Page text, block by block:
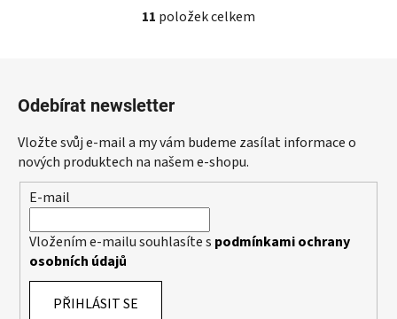
O
c
í
p
k
11 položek celkem
Odebírat newsletter
Vložte svůj e-mail a my vám budeme zasílat informace o
nových produktech na našem e-shopu.
E-mail
Vložením e-mailu souhlasíte s podmínkami ochrany
osobních údajů
PŘIHLÁSIT SE